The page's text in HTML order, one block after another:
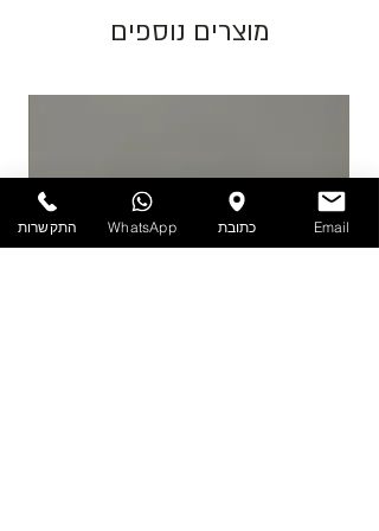
התמונות להמחשה בלבד!
להזמנות חייגו 03-6820196 או השאירו פניה
באתר/וואטסאפ.
מוצרים נוספים
התקשרות WhatsApp כתובת Email